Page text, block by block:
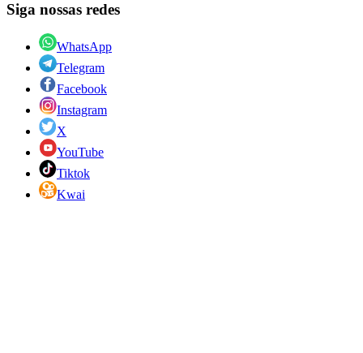
Siga nossas redes
WhatsApp
Telegram
Facebook
Instagram
X
YouTube
Tiktok
Kwai